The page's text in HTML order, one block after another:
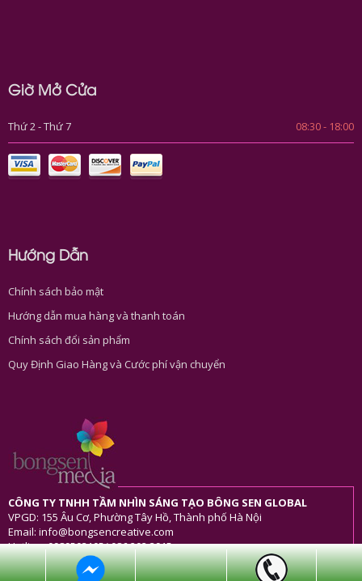
Giờ Mở Cửa
Thứ 2 - Thứ 7 08:30 - 18:00
Hướng Dẫn
Chính sách bảo mật
Hướng dẫn mua hàng và thanh toán
Chính sách đổi sản phẩm
Quy Định Giao Hàng và Cước phí vận chuyển
CÔNG TY TNHH TẦM NHÌN SÁNG TẠO BÔNG SEN GLOBAL
VPGD: 155 Âu Cơ, Phường Tây Hồ, Thành phố Hà Nội
Email: info@bongsencreative.com
Hotline: 0989503105/ 086 202 3915